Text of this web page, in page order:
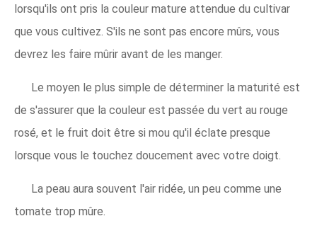
lorsqu'ils ont pris la couleur mature attendue du cultivar
que vous cultivez. S'ils ne sont pas encore mûrs, vous
devrez les faire mûrir avant de les manger.
Le moyen le plus simple de déterminer la maturité est
de s'assurer que la couleur est passée du vert au rouge
rosé, et le fruit doit être si mou qu'il éclate presque
lorsque vous le touchez doucement avec votre doigt.
La peau aura souvent l'air ridée, un peu comme une
tomate trop mûre.